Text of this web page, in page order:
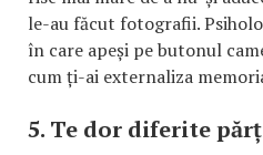
le-au făcut fotografii.
în care apeși pe butonul
cum ți-ai externaliza
5. Te dor diferite